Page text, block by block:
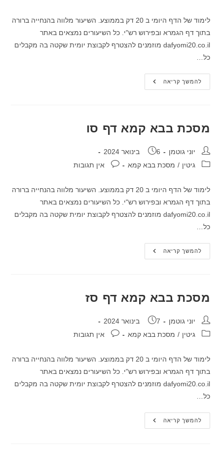
לימוד של הדף היומי ב 20 דק בממוצע. השיעור מלווה בהנחייה ברורה
בתוך דף הגמרא ובפירוש רש"י. כל השיעורים נמצאים באתר
dafyomi20.co.il מוזמנים להצטרף לקבוצת יומית שקטה בה מקבלים
כל…
להמשך קריאהמסכת
בבא
מסכת בבא קמא דף סו
מחבר:יוני גוטמן פורסם:
6 בינואר 2024
קטגוריה:
גיטין / מסכת בבא קמא תגובות:אין תגובות
לימוד של הדף היומי ב 20 דק בממוצע. השיעור מלווה בהנחייה ברורה
בתוך דף הגמרא ובפירוש רש"י. כל השיעורים נמצאים באתר
dafyomi20.co.il מוזמנים להצטרף לקבוצת יומית שקטה בה מקבלים
כל…
להמשך קריאהמסכת
בבא
מסכת בבא קמא דף סז
מחבר:יוני גוטמן פורסם:
7 בינואר 2024
קטגוריה:
גיטין / מסכת בבא קמא תגובות:אין תגובות
לימוד של הדף היומי ב 20 דק בממוצע. השיעור מלווה בהנחייה ברורה
בתוך דף הגמרא ובפירוש רש"י. כל השיעורים נמצאים באתר
dafyomi20.co.il מוזמנים להצטרף לקבוצת יומית שקטה בה מקבלים
כל…
להמשך קריאהמסכת
בבא